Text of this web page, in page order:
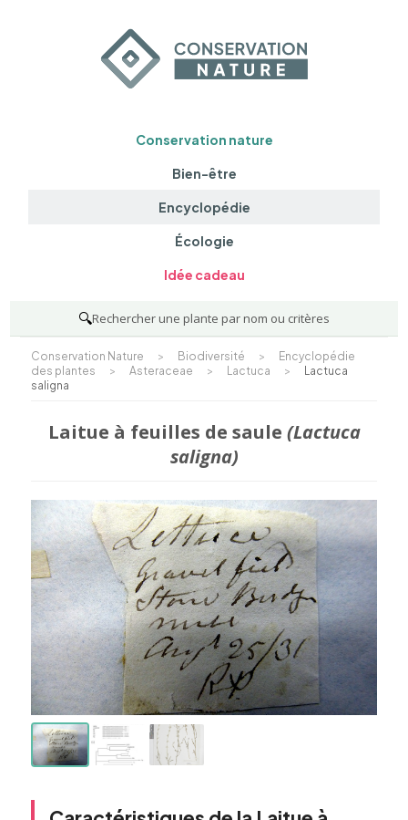
Conservation nature
Bien-être
Encyclopédie
Écologie
Idée cadeau
🔍Rechercher une plante par nom ou critères
Conservation Nature > Biodiversité >
Encyclopédie
des plantes
> Asteraceae > Lactuca >
Lactuca
saligna
Laitue à feuilles de saule (Lactuca
saligna)